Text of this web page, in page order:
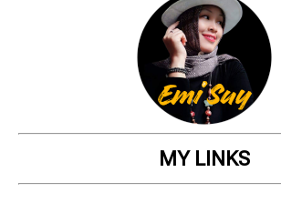
MY LINKS